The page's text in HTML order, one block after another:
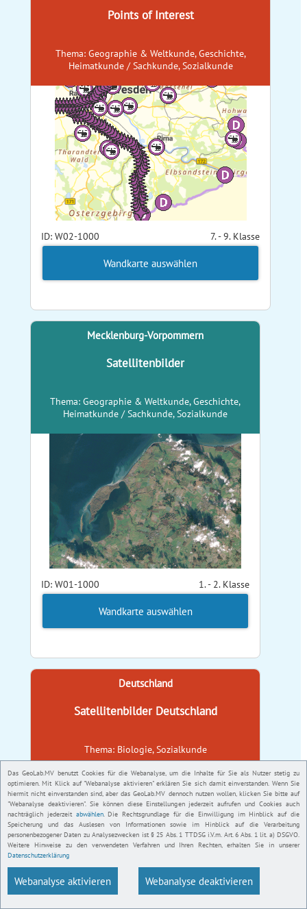
Das GeoLab.MV benutzt Cookies für die Webanalyse, um die Inhalte für Sie als Nutzer stetig zu
optimieren. Mit Klick auf "Webanalyse aktivieren" erklären Sie sich damit einverstanden. Wenn Sie
hiermit nicht einverstanden sind, aber das GeoLab.MV dennoch nutzen wollen, klicken Sie bitte auf
"Webanalyse deaktivieren". Sie können diese Einstellungen jederzeit aufrufen und Cookies auch
nachträglich jederzeit abwählen. Die Rechtsgrundlage für die Einwilligung im Hinblick auf die
Speicherung und das Auslesen von Informationen sowie im Hinblick auf die Verarbeitung
personenbezogener Daten zu Analysezwecken ist § 25 Abs. 1 TTDSG i.V.m. Art. 6 Abs. 1 lit. a) DSGVO.
Weitere Hinweise zu den verwendeten Verfahren und Ihren Rechten, erhalten Sie in unserer
Datenschutzerklärung
Webanalyse aktivieren Webanalyse deaktivieren
Points of Interest
Thema: Geographie & Weltkunde, Geschichte,
Heimatkunde / Sachkunde, Sozialkunde
ID: W02-1000 7. - 9. Klasse
Wandkarte auswählen
Mecklenburg-Vorpommern
Satellitenbilder
Thema: Geographie & Weltkunde, Geschichte,
Heimatkunde / Sachkunde, Sozialkunde
ID: W01-1000 1. - 2. Klasse
Wandkarte auswählen
Deutschland
Satellitenbilder Deutschland
Thema: Biologie, Sozialkunde